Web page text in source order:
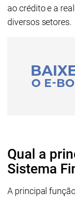
ao crédito e a
diversos setores.
Qual a
Sistema
A principal